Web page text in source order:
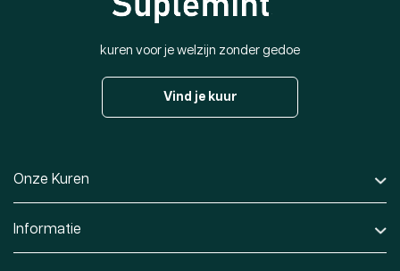
kuren voor je welzijn zonder gedoe
Vind je kuur
Onze Kuren
Informatie